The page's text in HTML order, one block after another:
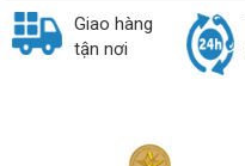
Giao hàng
tận nơi